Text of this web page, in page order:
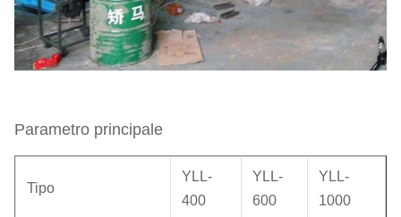
Parametro principale
Tipo
YLL-
400
YLL-
600
YLL-
1000